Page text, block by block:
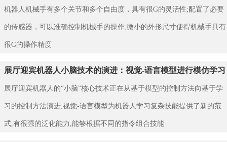
机器人机械手有多个关节和多个自由度，具有很G的灵活性;配置了必要
的传感器，可以准确控制机械手的操作;微小的外形尺寸使得机械手具有
很G的操作精度
展厅迎宾机器人小脑技术的演进：视觉-语言模型进行模仿学习
展厅迎宾机器人的“小脑”核心技术正在从基于模型的控制方法向基于学
习的控制方法演进,视觉-语言模型为机器人学习复杂技能提供了新的范
式,有很强的泛化能力,能够根据不同的指令组合技能